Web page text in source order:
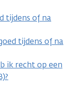
tijdens of na
tijdens of na
ik recht op een